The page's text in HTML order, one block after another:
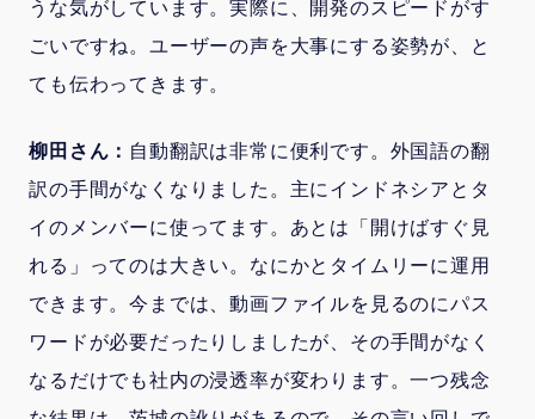
うな気がしています。実際に、開発のスピードがす
ごいですね。ユーザーの声を大事にする姿勢が、と
ても伝わってきます。
柳田さん： 自動翻訳は非常に便利です。外国語の翻
訳の手間がなくなりました。主にインドネシアとタ
イのメンバーに使ってます。あとは「開けばすぐ見
れる」ってのは大きい。なにかとタイムリーに運用
できます。今までは、動画ファイルを見るのにパス
ワードが必要だったりしましたが、その手間がなく
なるだけでも社内の浸透率が変わります。一つ残念